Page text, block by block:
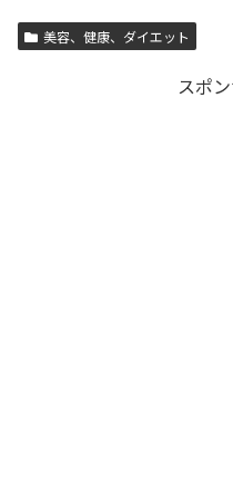
美容、健康、ダイエット
スポ